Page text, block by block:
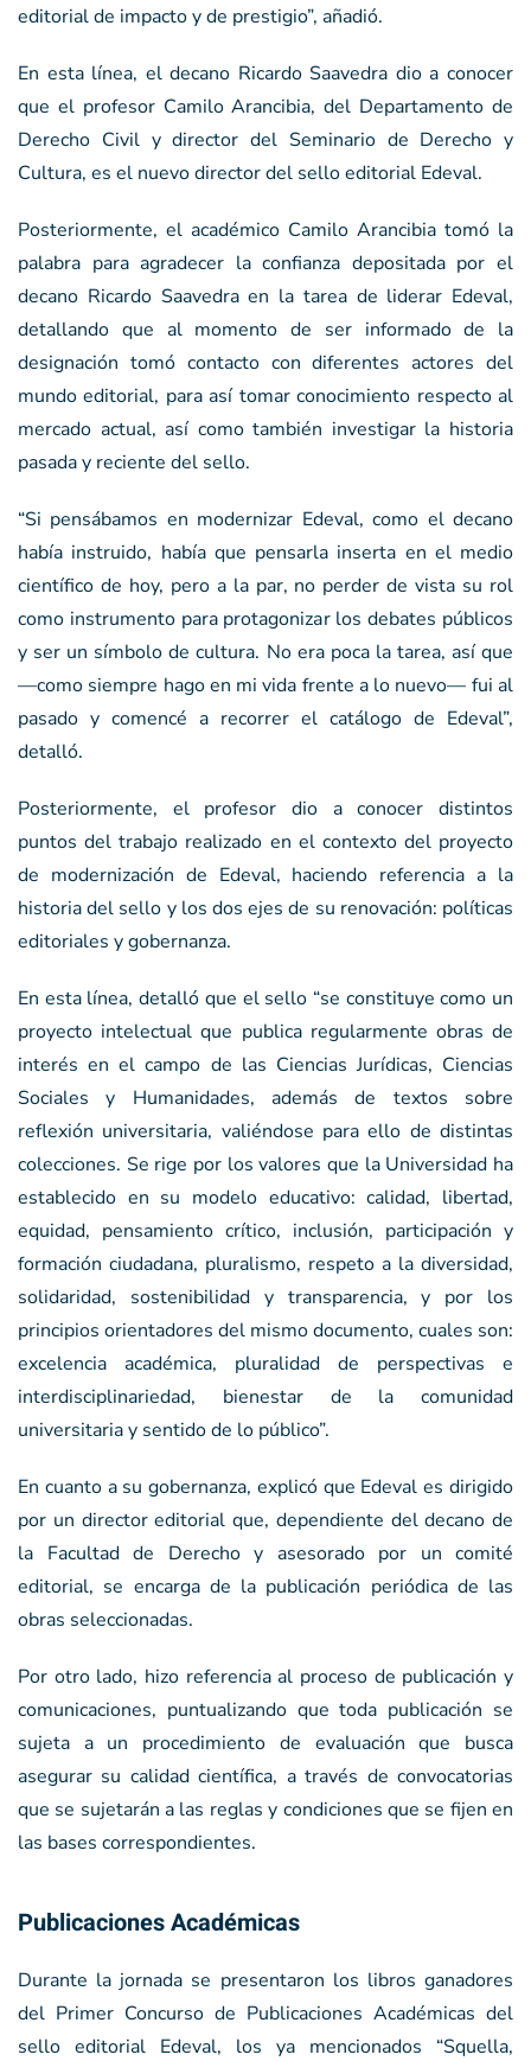
editorial de impacto y de prestigio”, añadió.
En esta línea, el decano Ricardo Saavedra dio a conocer
que el profesor Camilo Arancibia, del Departamento de
Derecho Civil y director del Seminario de Derecho y
Cultura, es el nuevo director del sello editorial Edeval.
Posteriormente, el académico Camilo Arancibia tomó la
palabra para agradecer la confianza depositada por el
decano Ricardo Saavedra en la tarea de liderar Edeval,
detallando que al momento de ser informado de la
designación tomó contacto con diferentes actores del
mundo editorial, para así tomar conocimiento respecto al
mercado actual, así como también investigar la historia
pasada y reciente del sello.
“Si pensábamos en modernizar Edeval, como el decano
había instruido, había que pensarla inserta en el medio
científico de hoy, pero a la par, no perder de vista su rol
como instrumento para protagonizar los debates públicos
y ser un símbolo de cultura. No era poca la tarea, así que
—como siempre hago en mi vida frente a lo nuevo— fui al
pasado y comencé a recorrer el catálogo de Edeval”,
detalló.
Posteriormente, el profesor dio a conocer distintos
puntos del trabajo realizado en el contexto del proyecto
de modernización de Edeval, haciendo referencia a la
historia del sello y los dos ejes de su renovación: políticas
editoriales y gobernanza.
En esta línea, detalló que el sello “se constituye como un
proyecto intelectual que publica regularmente obras de
interés en el campo de las Ciencias Jurídicas, Ciencias
Sociales y Humanidades, además de textos sobre
reflexión universitaria, valiéndose para ello de distintas
colecciones. Se rige por los valores que la Universidad ha
establecido en su modelo educativo: calidad, libertad,
equidad, pensamiento crítico, inclusión, participación y
formación ciudadana, pluralismo, respeto a la diversidad,
solidaridad, sostenibilidad y transparencia, y por los
principios orientadores del mismo documento, cuales son:
excelencia académica, pluralidad de perspectivas e
interdisciplinariedad, bienestar de la comunidad
universitaria y sentido de lo público”.
En cuanto a su gobernanza, explicó que Edeval es dirigido
por un director editorial que, dependiente del decano de
la Facultad de Derecho y asesorado por un comité
editorial, se encarga de la publicación periódica de las
obras seleccionadas.
Por otro lado, hizo referencia al proceso de publicación y
comunicaciones, puntualizando que toda publicación se
sujeta a un procedimiento de evaluación que busca
asegurar su calidad científica, a través de convocatorias
que se sujetarán a las reglas y condiciones que se fijen en
las bases correspondientes.
Publicaciones Académicas
Durante la jornada se presentaron los libros ganadores
del Primer Concurso de Publicaciones Académicas del
sello editorial Edeval, los ya mencionados “Squella,